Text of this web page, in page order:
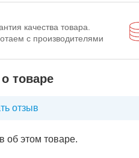
качества товара.
с производителями
товаре
отзыв
об этом товаре.